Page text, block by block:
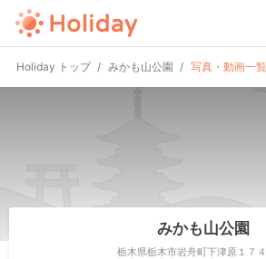
Holiday トップ みかも山公園 写真・動画一覧
みかも山公園
栃木県栃木市岩舟町下津原１７４